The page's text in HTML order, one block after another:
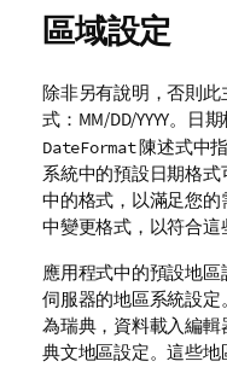
區域設定
除非另有說明，否則
式：MM/DD/YYYY。日
DateFormat陳述式中
系統中的預設日期格
中的格式，以滿足您
中變更格式，以符合這
應用程式中的預設地區
伺服器的地區系統設定
為瑞典，資料載入編
典文地區設定。這些地